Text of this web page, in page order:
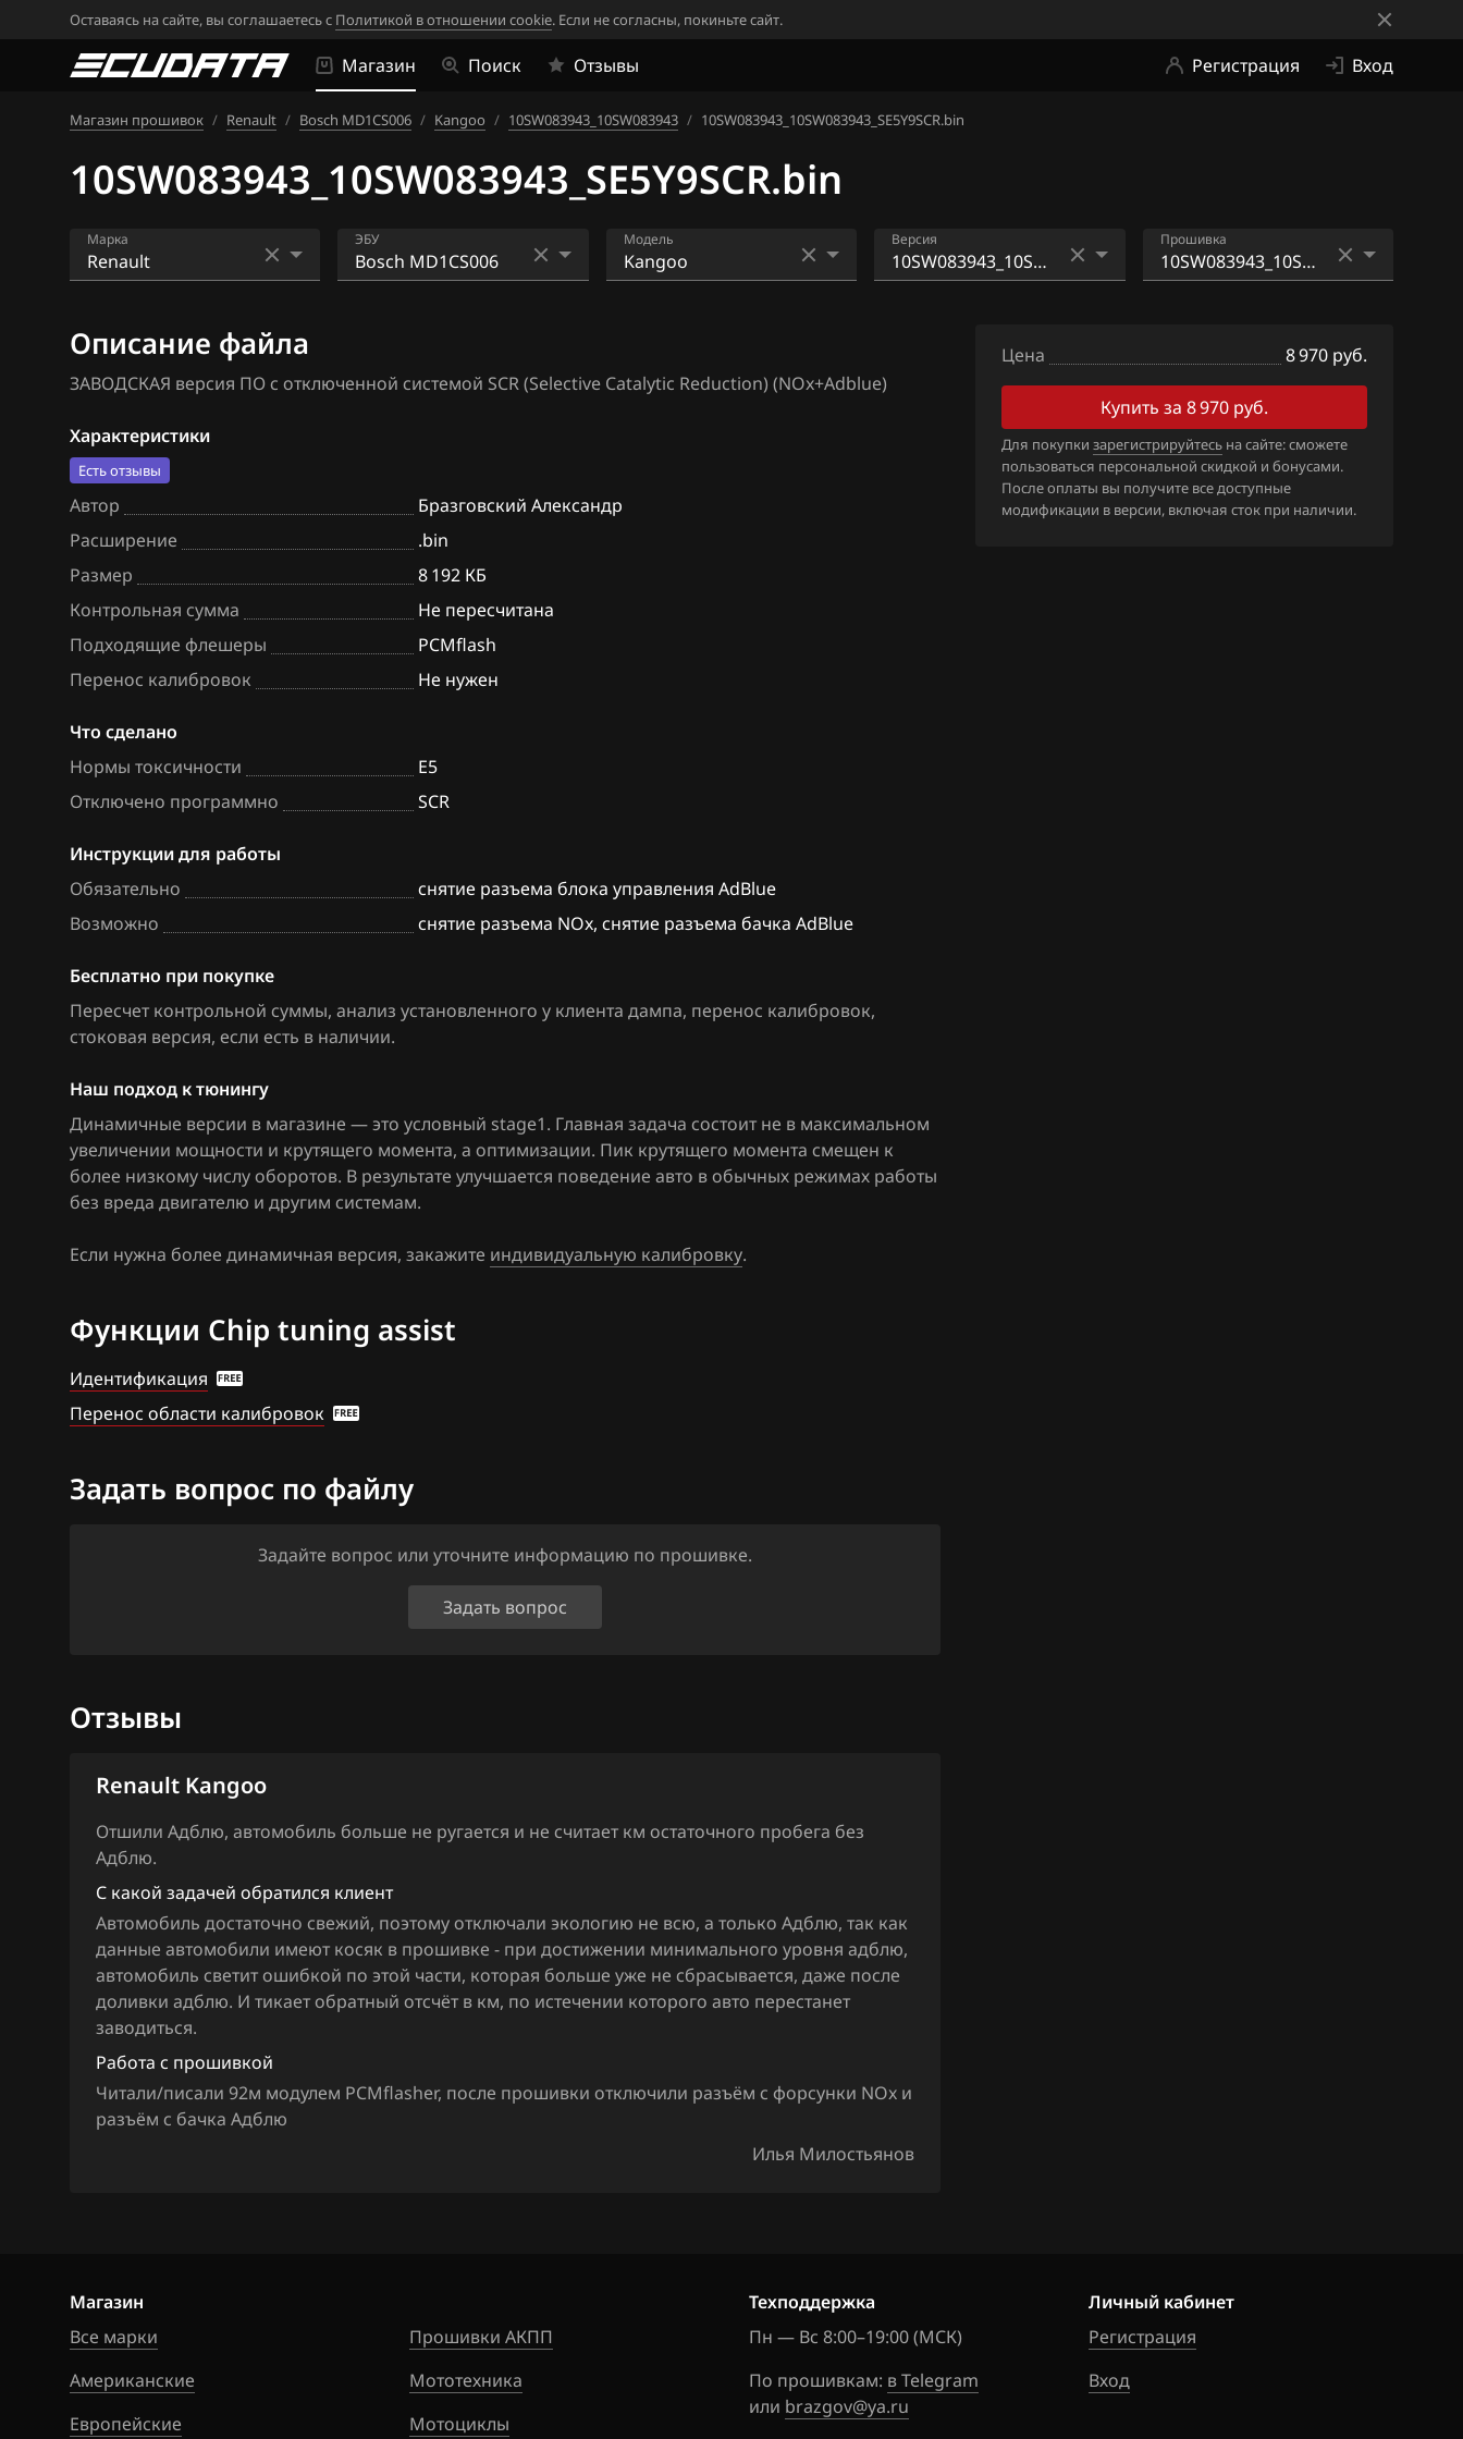
Оставаясь на сайте, вы соглашаетесь с Политикой в отношении cookie. Если не согласны, покиньте сайт.
Магазин Поиск Отзывы Регистрация Вход
Магазин прошивок / Renault / Bosch MD1CS006 / Kangoo / 10SW083943_10SW083943 / 10SW083943_10SW083943_SE5Y9SCR.bin
10SW083943_10SW083943_SE5Y9SCR.bin
Марка
Alfa Romeo
ATLAS
Audi
BAIC
BAW
BMW
Brilliance
BYD
Cadillac
Changan
Chery
Dacia
Daewoo
DAF
Derways
Dodge
Dongfeng
Extreme moto
FAW
Ford
Great Wall
Groz
Haima
Haval
Hawtai
Honda
Hongqi
Howo
Hummer
Isuzu
Iveco
JAC
ЭБУ
Bosch EDC17C42
Bosch MD1CS016
Hitachi SH70xx
Hitachi SH7253xx
Sagem S3000
Siemens EMS 3110
Siemens EMS 3125
Siemens EMS 3155
Siemens EMS 3161
Siemens SID 301
Siemens SID 306
Siemens SID 321
Модель
Kangoo
Версия Прошивка
10SW083943_10SW08394
3_SE6.bin
Описание файла
ЗАВОДСКАЯ версия ПО с отключенной системой SCR (Selective Catalytic Reduction) (NOx+Adblue)
Характеристики
Есть отзывы
Автор
Бразговский Александр
Расширение
.bin
Размер
8 192 КБ
Контрольная сумма
Не пересчитана
Подходящие флешеры
PCMflash
Перенос калибровок
Не нужен
Что сделано
Нормы токсичности
E5
Отключено программно
SCR
Инструкции для работы
Обязательно
снятие разъема блока управления AdBlue
Возможно
снятие разъема NOx, снятие разъема бачка AdBlue
Бесплатно при покупке
Пересчет контрольной суммы, анализ установленного у клиента дампа, перенос калибровок,
стоковая версия, если есть в наличии.
Наш подход к тюнингу
Динамичные версии в магазине — это условный stage1. Главная задача состоит не в максимальном
увеличении мощности и крутящего момента, а оптимизации. Пик крутящего момента смещен к
более низкому числу оборотов. В результате улучшается поведение авто в обычных режимах работы
без вреда двигателю и другим системам.
Если нужна более динамичная версия, закажите индивидуальную калибровку.
Функции Chip tuning assist
Идентификация
Перенос области калибровок
Задать вопрос по файлу
Задайте вопрос или уточните информацию по прошивке.
Задать вопрос
Отзывы
Renault Kangoo
Отшили Адблю, автомобиль больше не ругается и не считает км остаточного пробега без
Адблю.
С какой задачей обратился клиент
Автомобиль достаточно свежий, поэтому отключали экологию не всю, а только Адблю, так как
данные автомобили имеют косяк в прошивке - при достижении минимального уровня адблю,
автомобиль светит ошибкой по этой части, которая больше уже не сбрасывается, даже после
доливки адблю. И тикает обратный отсчёт в км, по истечении которого авто перестанет
заводиться.
Работа с прошивкой
Читали/писали 92м модулем PCMflasher, после прошивки отключили разъём с форсунки NOx и
разъём с бачка Адблю
Илья Милостьянов
Цена 8 970 руб.
Купить за 8 970 руб.
Для покупки зарегистрируйтесь на сайте: сможете
пользоваться персональной скидкой и бонусами.
После оплаты вы получите все доступные
модификации в версии, включая сток при наличии.
Магазин
Все марки
Американские
Европейские
Прошивки АКПП
Мототехника
Мотоциклы
Техподдержка
Пн — Вс 8:00–19:00 (МСК)
По прошивкам: в Telegram
или brazgov@ya.ru
Личный кабинет
Регистрация
Вход